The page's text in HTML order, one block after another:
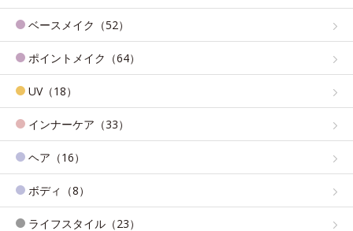
ベースメイク（52）
ポイントメイク（64）
UV（18）
インナーケア（33）
ヘア（16）
ボディ（8）
ライフスタイル（23）